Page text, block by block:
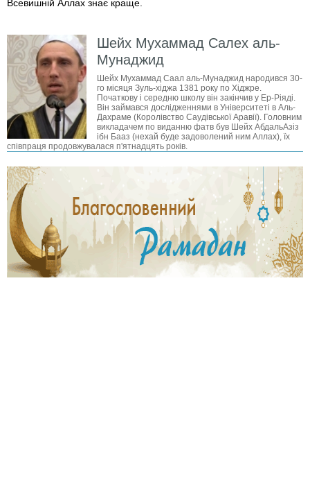
Всевишній Аллах знає краще.
Шейх Мухаммад Салех аль-
Мунаджид
Шейх Мухаммад Саал аль-Мунаджид народився 30-
го місяця Зуль-хіджа 1381 року по Хіджре.
Початкову і середню школу він закінчив у Ер-Ріяді.
Він займався дослідженнями в Університеті в Аль-
Дахраме (Королівство Саудівської Аравії). Головним
викладачем по виданню фатв був Шейх АбдальАзіз
ібн Бааз (нехай буде задоволений ним Аллах), їх
співпраця продовжувалася п'ятнадцять років.